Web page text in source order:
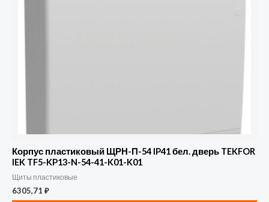
Корпус пластиковый ЩРН-П-54 IP41 бел. дверь TEKFOR
IEK TF5-KP13-N-54-41-K01-K01
Щиты пластиковые
6305,71 ₽